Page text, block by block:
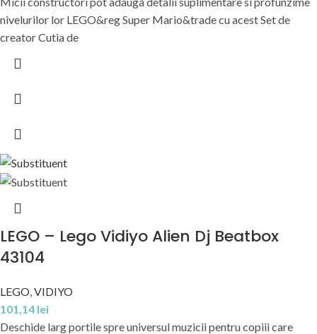
nivelurilor lor LEGO&reg Super Mario&trade cu acest Set de
creator Cutia de
LEGO – Lego Vidiyo Alien Dj Beatbox
43104
LEGO,VIDIYO
101,14 lei
Deschide larg portile spre universul muzicii pentru copiii care